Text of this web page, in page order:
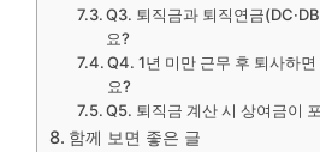
Q3. 퇴직금과 퇴직연금
요?
Q4. 1년 미만 근무 후 퇴사하
요?
Q5. 퇴직금 계산 시 상여금이
함께 보면 좋은 글